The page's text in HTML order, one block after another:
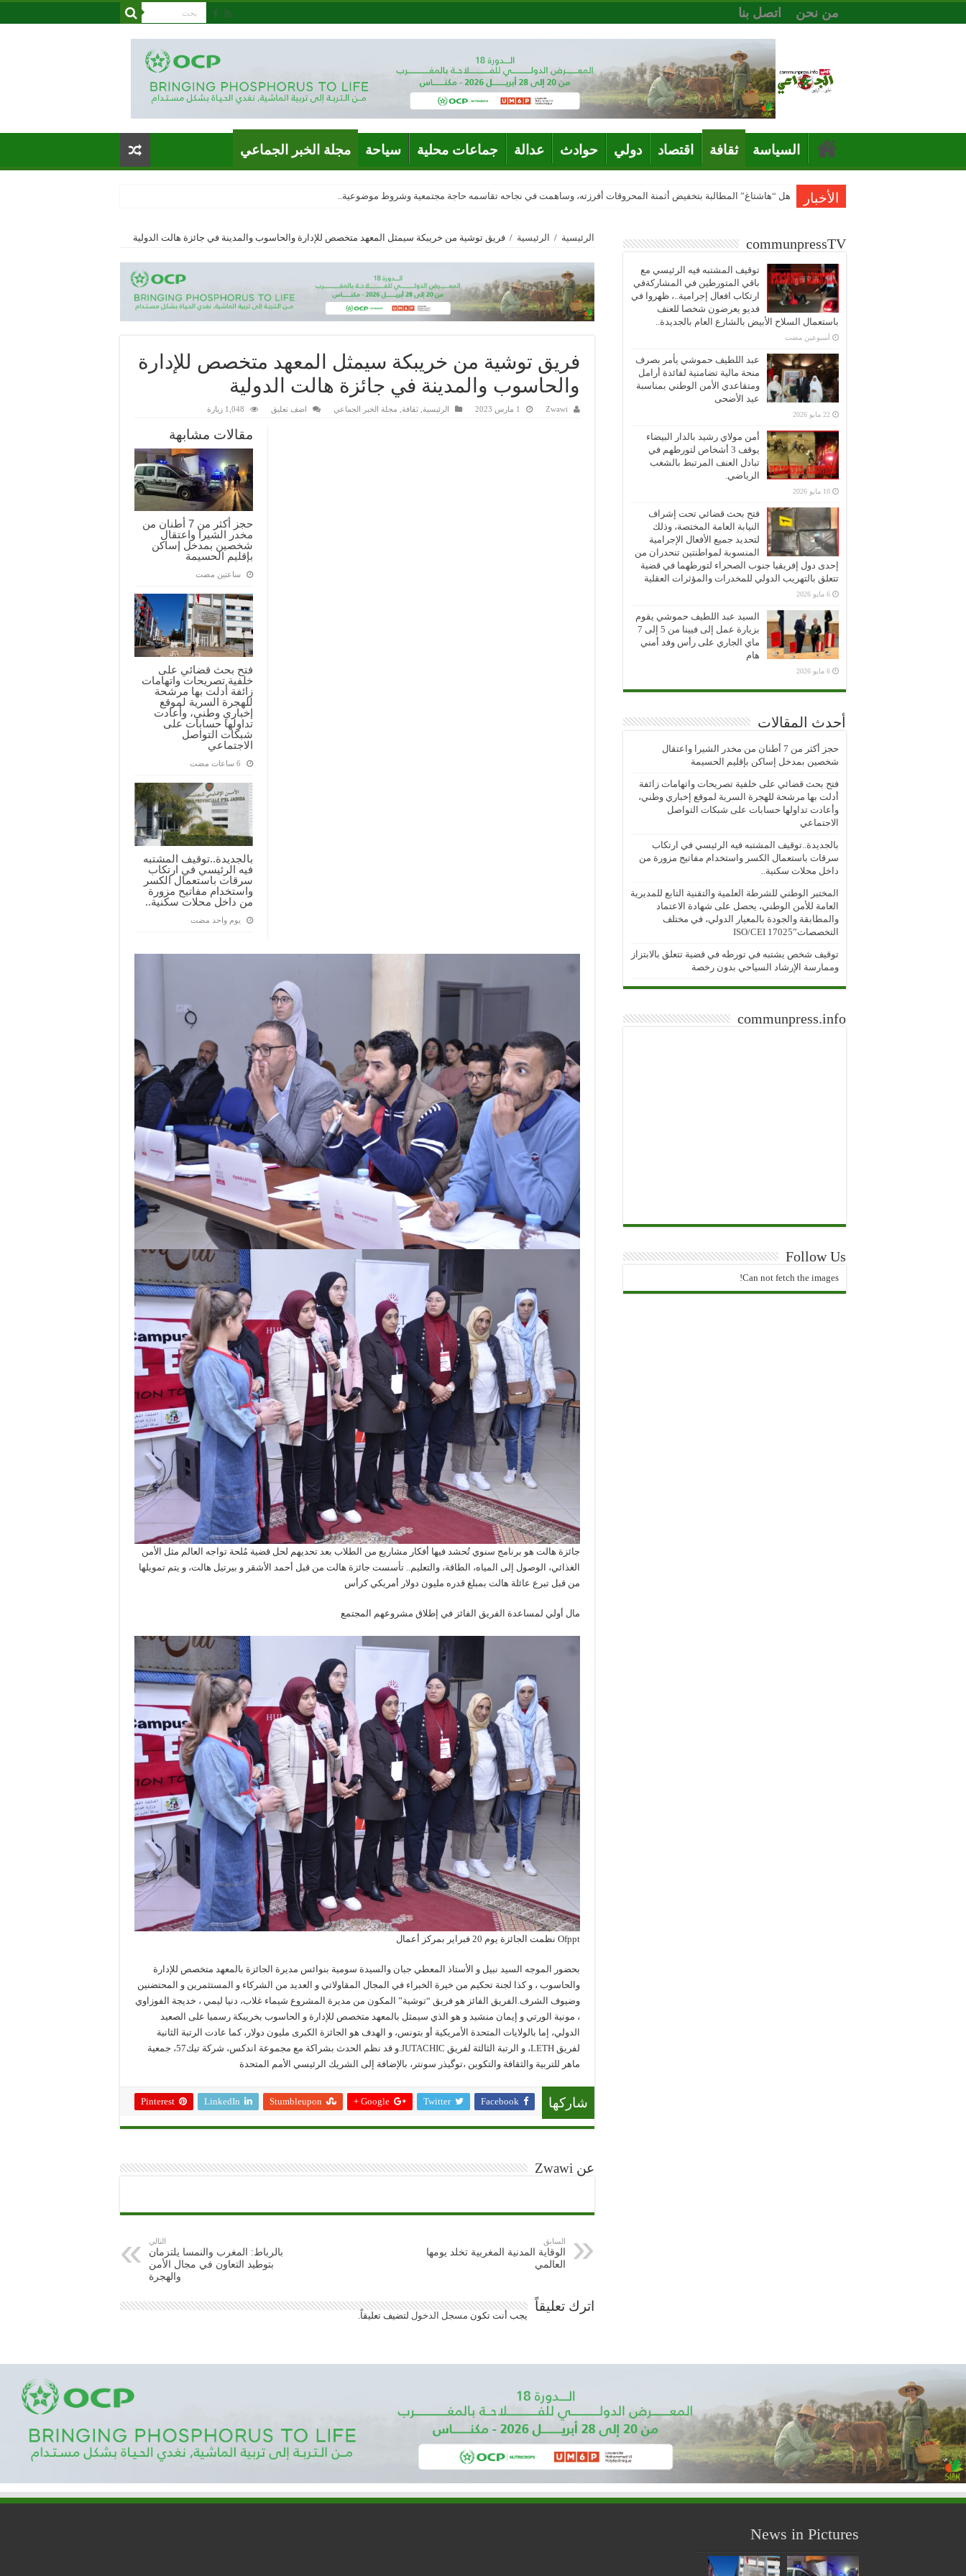
من نحن اتصل بنا
السياسة ثقافة اقتصاد دولي حوادث عدالة جماعات محلية سياحة مجلة الخبر الجماعي
الأخبار هل “هاشتاغ” المطالبة بتخفيض أثمنة المحروقات أفرزته، وساهمت في نجاحه تقاسمه حاجة مجتمعية وشروط موضوعية..
الرئيسية / الرئيسية / فريق توشية من خريبكة سيمثل المعهد متخصص للإدارة والحاسوب والمدينة في جائزة هالت الدولية
فريق توشية من خريبكة سيمثل المعهد متخصص للإدارة
والحاسوب والمدينة في جائزة هالت الدولية
Zwawi 1 مارس 2023 الرئيسية ثقافة مجلة الخبر الجماعي اضف تعليق 1,048 زيارة
مقالات مشابهة
حجز أكثر من 7 أطنان من
مخدر الشيرا واعتقال
شخصين بمدخل إساكن
بإقليم الحسيمة
‏ساعتين مضت
فتح بحث قضائي على
خلفية تصريحات واتهامات
زائفة أدلت بها مرشحة
للهجرة السرية لموقع
إخباري وطني، وأعادت
تداولها حسابات على
شبكات التواصل
الاجتماعي
بالجديدة..توقيف المشتبه
فيه الرئيسي في ارتكاب
سرقات باستعمال الكسر
واستخدام مفاتيح مزورة
من داخل محلات سكنية..
‏يوم واحد مضت
جائزة هالت هو برنامج سنوي تُحشد فيها أفكار مشاريع من الطلاب بعد تحديهم لحل قضية مُلحة تواجه العالم مثل الأمن
الغذائي، الوصول إلى المياه، الطاقة، والتعليم.. تأسست جائزة هالت من قبل أحمد الأشقر و بيرتيل هالت، و يتم تمويلها
من قبل تبرع عائلة هالت بمبلغ قدره مليون دولار أمريكي كرأس
مال أولي لمساعدة الفريق الفائز في إطلاق مشروعهم المجتمع
Ofppt نظمت الجائزة يوم 20 فبراير بمركز أعمال
بحضور الموجه السيد نبيل و الأستاذ المعطي جبان والسيدة سومية بنوائس مديرة الجائزة بالمعهد متخصص للإدارة
والحاسوب ، و كذا لجنة تحكيم من خيرة الخبراء في المجال المقاولاتي و العديد من الشركاء و المستثمرين و المحتضنين
وضيوف الشرف.الفريق الفائز هو فريق “توشية” المكون من مديرة المشروع شيماء غلاب، دنيا ليمي ، خديجة الفوزاوي
، مونية الورتي و إيمان منشيد و هو الذي سيمثل بالمعهد متخصص للإدارة و الحاسوب بخريبكة رسميا على الصعيد
الدولي، إما بالولايات المتحدة الأمريكية أو بتونس، و الهدف هو الجائزة الكبرى مليون دولار، كما عادت الرتبة الثانية
لفريق LETH، و الرتبة الثالثة لفريق JUTACHIC.و قد نظم الحدث بشراكة مع مجموعة اندكس، شركة تيك57، جمعية
ماهر للتربية والثقافة والتكوين ،توگيذر سونتر، بالإضافة إلى الشريك الرئيسي الأمم المتحدة
شاركها Facebook
Twitter
Google +
Stumbleupon
LinkedIn
Pinterest
عن Zwawi
السابق
الوقاية المدنية المغربية تخلد يومها
العالمي
التالي
بالرباط: المغرب والنمسا يلتزمان
بتوطيد التعاون في مجال الأمن
والهجرة
اترك تعليقاً
يجب أنت تكون مسجل الدخول لتضيف تعليقاً.
communpressTV
توقيف المشتبه فيه الرئيسي مع
باقي المتورطين في المشاركةفي
ارتكاب افعال إجرامية..، ظهروا في
فديو يعرضون شخصا للعنف
باستعمال السلاح الأبيض بالشارع العام بالجديدة..
‏أسبوعين مضت
عبد اللطيف حموشي يأمر بصرف
منحة مالية تضامنية لفائدة أرامل
ومتقاعدي الأمن الوطني بمناسبة
عيد الأضحى
22 مايو 2026
أمن مولاي رشيد بالدار البيضاء
يوقف 3 أشخاص لتورطهم في
تبادل العنف المرتبط بالشغب
الرياضي.
10 مايو 2026
فتح بحث قضائي تحت إشراف
النيابة العامة المختصة، وذلك
لتحديد جميع الأفعال الإجرامية
المنسوبة لمواطنتين تنحدران من
إحدى دول إفريقيا جنوب الصحراء لتورطهما في قضية
تتعلق بالتهريب الدولي للمخدرات والمؤثرات العقلية
6 مايو 2026
السيد عبد اللطيف حموشي يقوم
بزيارة عمل إلى فيينا من 5 إلى 7
ماي الجاري على رأس وفد أمني
هام
6 مايو 2026
أحدث المقالات
حجز أكثر من 7 أطنان من مخدر الشيرا واعتقال
شخصين بمدخل إساكن بإقليم الحسيمة
فتح بحث قضائي على خلفية تصريحات واتهامات زائفة
أدلت بها مرشحة للهجرة السرية لموقع إخباري وطني،
وأعادت تداولها حسابات على شبكات التواصل
الاجتماعي
بالجديدة..توقيف المشتبه فيه الرئيسي في ارتكاب
سرقات باستعمال الكسر واستخدام مفاتيح مزورة من
داخل محلات سكنية..
المختبر الوطني للشرطة العلمية والتقنية التابع للمديرية
العامة للأمن الوطني، يحصل على شهادة الاعتماد
والمطابقة والجودة بالمعيار الدولي، في مختلف
التخصصات”ISO/CEI 17025
توقيف شخص يشتبه في تورطه في قضية تتعلق بالابتزاز
وممارسة الإرشاد السياحي بدون رخصة
communpress.info
Follow Us
Can not fetch the images!
News in Pictures